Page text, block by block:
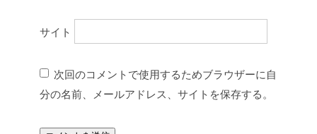
サイト
次回のコメントで使用するためブラウザーに自
分の名前、メールアドレス、サイトを保存する。